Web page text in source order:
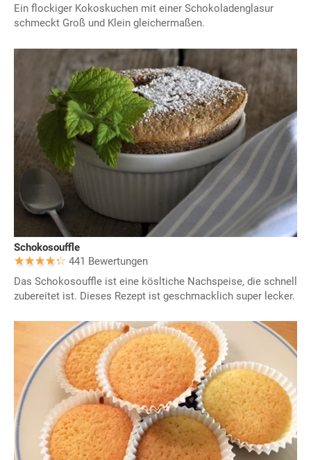
Ein flockiger Kokoskuchen mit einer Schokoladenglasur
schmeckt Groß und Klein gleichermaßen.
Schokosouffle
441 Bewertungen
Das Schokosouffle ist eine kösltiche Nachspeise, die schnell
zubereitet ist. Dieses Rezept ist geschmacklich super lecker.